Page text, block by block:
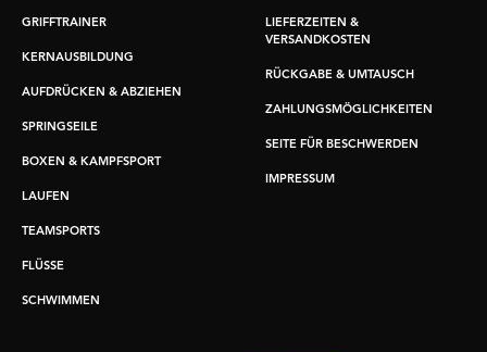
GRIFFTRAINER
KERNAUSBILDUNG
AUFDRÜCKEN & ABZIEHEN
SPRINGSEILE
BOXEN & KAMPFSPORT
LAUFEN
TEAMSPORTS
FLÜSSE
SCHWIMMEN
LIEFERZEITEN &
VERSANDKOSTEN
RÜCKGABE & UMTAUSCH
ZAHLUNGSMÖGLICHKEITEN
SEITE FÜR BESCHWERDEN
IMPRESSUM